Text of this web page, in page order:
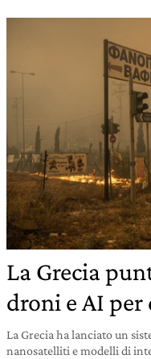
La Grecia
droni e AI
La Grecia ha lanciato un
nanosatelliti e modelli di